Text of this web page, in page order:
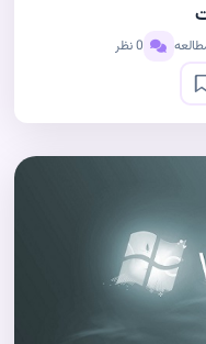
0 نظر